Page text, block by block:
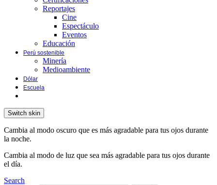
Reportajes
Cine
Espectáculo
Eventos
Educación
Perú sostenible
Minería
Medioambiente
Dólar
Escuela
Switch skin
Cambia al modo oscuro que es más agradable para tus ojos durante
la noche.
Cambia al modo de luz que sea más agradable para tus ojos durante
el día.
Search